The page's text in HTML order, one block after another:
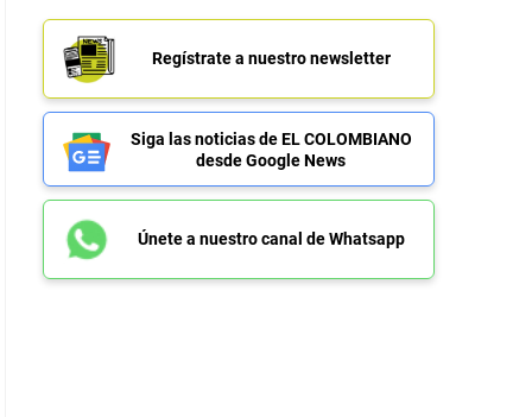
Regístrate a nuestro newsletter
Siga las noticias de EL COLOMBIANO
desde Google News
Únete a nuestro canal de Whatsapp